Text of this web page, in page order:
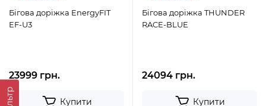
Бігова доріжка EnergyFIT
EF-U3
23999 грн.
Купити
Бігова доріжка THUNDER
RACE-BLUE
24094 грн.
Купити